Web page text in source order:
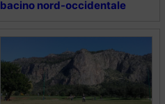
bacino nord-occidentale